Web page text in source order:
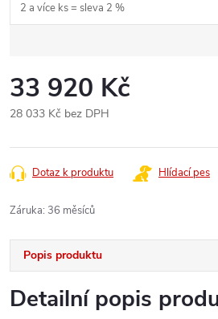
2 a více ks = sleva 2 %
33 920 Kč
28 033 Kč bez DPH
cena:
Dotaz k produktu Hlídací pes
Záruka: 36 měsíců
Popis produktu
Detailní popis